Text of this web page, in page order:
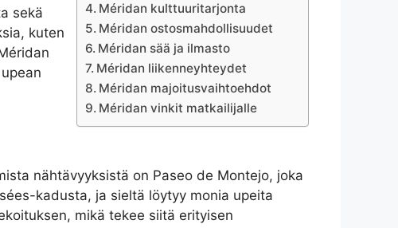
Méridan kulttuuritarjonta
Méridan ostosmahdollisuudet
Méridan sää ja ilmasto
Méridan liikenneyhteydet
Méridan majoitusvaihtoehdot
Méridan vinkit matkailijalle
sekä
kuten
nähtävyyksistä on Paseo de Montejo, joka
kadusta, ja sieltä löytyy monia upeita
mikä tekee siitä erityisen